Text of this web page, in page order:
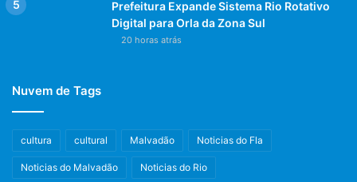
Prefeitura Expande Sistema Rio Rotativo
Digital para Orla da Zona Sul
20 horas atrás
Nuvem de Tags
cultura cultural Malvadão Noticias do Fla
Noticias do Malvadão Noticias do Rio